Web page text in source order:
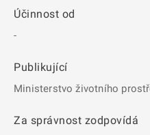
Účinnost od
-
Publikující
Ministerstvo životního
Za správnost zodpovídá